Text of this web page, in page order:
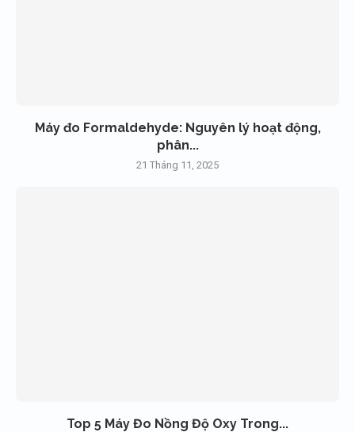
Máy đo Formaldehyde: Nguyên lý hoạt động,
phân...
21 Tháng 11, 2025
Top 5 Máy Đo Nồng Độ Oxy Trong...